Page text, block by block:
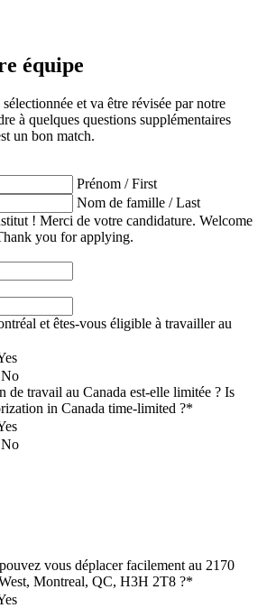
équipe
et va être révisée par notre
à quelques questions supplémentaires
un bon match.
Prénom / First
Nom de famille / Last
! Merci de votre candidature. Welcome
you for applying.
et êtes-vous éligible à travailler au
de travail au Canada est-elle limitée ? Is
in Canada time-limited ?*
vous déplacer facilement au 2170
Montreal, QC, H3H 2T8 ?*